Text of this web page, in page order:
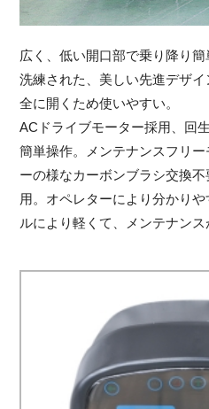
広く、低い開口部で乗り降り簡
洗練された、美しい先進デザ
全に開くため使いやすい。
ACドライブモーター採用、回
簡単操作。メンテナンスフリ
ーの様なカーボンブラシ交換
用。オペレターにより分かり
ルにより軽くて、メンテナンス